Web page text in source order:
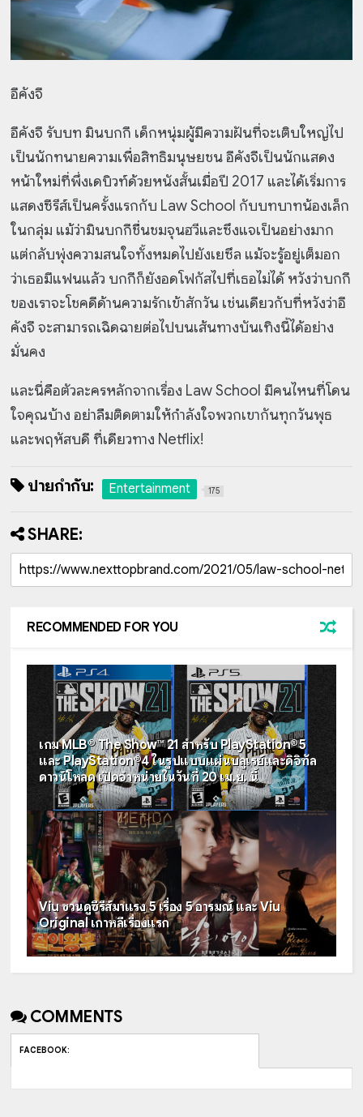
อีคังจี
อีคังจี รับบท มินบกกี เด็กหนุ่มผู้มีความฝันที่จะเติบใหญ่ไป
เป็นนักทนายความเพื่อสิทธิมนุษยชน อีคังจีเป็นนักแสดง
หน้าใหม่ที่พึ่งเดบิวท์ด้วยหนังสั้นเมื่อปี 2017 และได้เริ่มการ
แสดงซีรีส์เป็นครั้งแรกกับ Law School กับบทบาทน้องเล็ก
ในกลุ่ม แม้ว่ามินบกกีชื่นชมจุนฮวีและซึงแจเป็นอย่างมาก
แต่กลับพุ่งความสนใจทั้งหมดไปยังเยซึล แม้จะรู้อยู่เต็มอก
ว่าเธอมีแฟนแล้ว บกกีก็ยังอดโฟกัสไปที่เธอไม่ได้ หวังว่าบกกี
ของเราจะโชคดีด้านความรักเข้าสักวัน เช่นเดียวกับที่หวังว่าอี
คังจี จะสามารถเฉิดฉายต่อไปบนเส้นทางบันเทิงนี้ได้อย่าง
มั่นคง
และนี่คือตัวละครหลักจากเรื่อง Law School มีคนไหนที่โดน
ใจคุณบ้าง อย่าลืมติดตามให้กำลังใจพวกเขากันทุกวันพุธ
และพฤหัสบดี ที่เดียวทาง Netflix!
ป้ายกำกับ: Entertainment 175
SHARE:
RECOMMENDED FOR YOU
เกม MLB® The Show™ 21 สำหรับ PlayStation®5
และ PlayStation®4 ในรูปแบบแผ่นบลูเรย์และดิจิทัล
ดาวน์โหลด เปิดจำหน่ายในวันที่ 20 เม.ย. นี้
Viu ชวนดูซีรีส์มาแรง 5 เรื่อง 5 อารมณ์ และ Viu
Original เกาหลีเรื่องแรก
COMMENTS
FACEBOOK: